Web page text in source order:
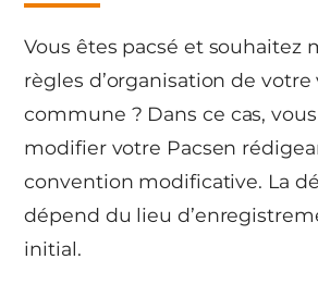
Vous êtes pacsé et souhaitez
règles d’organisation de votre
commune ? Dans ce cas,
modifier votre Pacsen
convention modificative. La
dépend du lieu
initial.